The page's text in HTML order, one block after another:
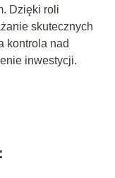
Dzięki roli
skutecznych
kontrola nad
inwestycji.